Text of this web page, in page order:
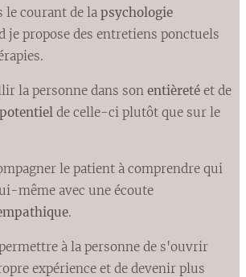
le courant de la psychologie
je propose des entretiens ponctuels
la personne dans son entièreté et de
potentiel de celle-ci plutôt que sur le
le patient à comprendre qui
même avec une écoute
.
à la personne de s'ouvrir
expérience et de devenir plus